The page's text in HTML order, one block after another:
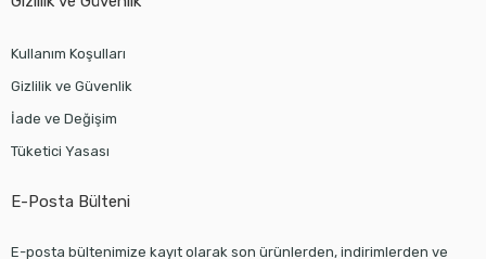
Kullanım Koşulları
Gizlilik ve Güvenlik
İade ve Değişim
Tüketici Yasası
E-Posta Bülteni
E-posta bültenimize kayıt olarak son ürünlerden, indirimlerden ve